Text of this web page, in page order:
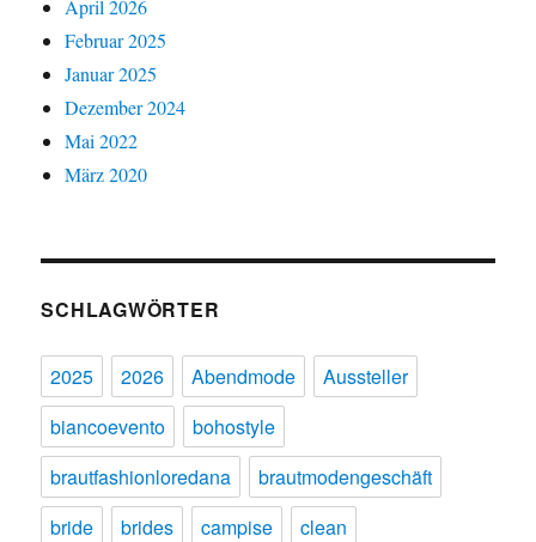
April 2026
Februar 2025
Januar 2025
Dezember 2024
Mai 2022
März 2020
SCHLAGWÖRTER
2025 2026 Abendmode
Aussteller
biancoevento
bohostyle
brautfashionloredana
brautmodengeschäft
bride
brides campise
clean